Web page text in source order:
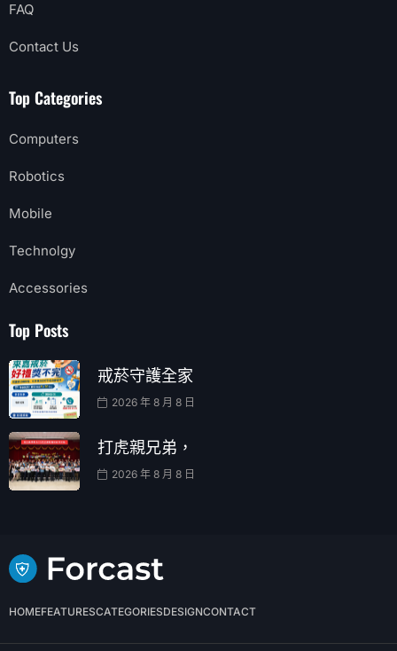
FAQ
Contact Us
Top Categories
Computers
Robotics
Mobile
Technolgy
Accessories
Top Posts
戒菸守護全家
2026 年 8 月 8 日
打虎親兄弟，
2026 年 8 月 8 日
HOMEFEATURESCATEGORIESDESIGNCONTACT